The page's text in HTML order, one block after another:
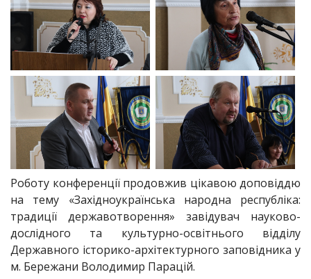
Роботу конференції продовжив цікавою доповіддю
на тему «Західноукраїнська народна республіка:
традиції державотворення» завідувач науково-
дослідного та культурно-освітнього відділу
Державного історико-архітектурного заповідника у
м. Бережани Володимир Парацій.